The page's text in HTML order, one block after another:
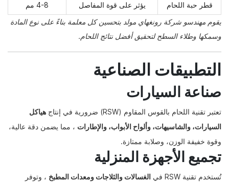
قطر حبة اللحام يؤثر على قوة المفاصل
4-8 مم
يقوم مهندسو شركة رونغهاي مولد بتحسين كل معلمة بناءً على نوع المادة
وسمكها وطلاء السطح لتحقيق أفضل نتائج اللحام.
التطبيقات الصناعية
صناعة السيارات
تعتبر تقنية اللحام بالقوس المقاوم (RSW) ضرورية في إنتاج
هياكل
السيارات، والشاسيهات، وألواح الأبواب، والإطارات ، مما يضمن دقة عالية،
وقوة خفيفة الوزن، وصلابة ممتازة.
تجميع الأجهزة المنزلية
تُستخدم تقنية RSW في الغسالات والثلاجات ومعدات المطبخ ، وتوفر